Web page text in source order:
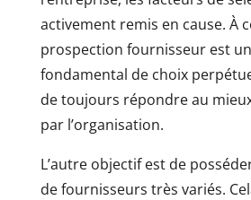
activement remis en cause. À
prospection fournisseur est
fondamental de choix
de toujours répondre au
par l’organisation.
L’autre objectif est de
de fournisseurs très variés.